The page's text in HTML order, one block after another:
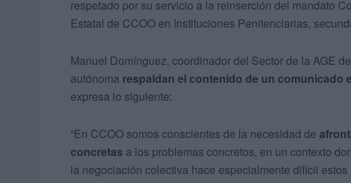
respetado por su servicio a la reinserción del mandato
Estatal de CCOO en Instituciones Penitenciarias,
Manuel Domínguez, coordinador del Sector de la AGE
autónoma respaldan el contenido de un comunicado
expresa lo siguiente:
“En CCOO somos conscientes de la necesidad de
concretas a los problemas concretos, en un contexto
la negociación colectiva hace especialmente difícil estos